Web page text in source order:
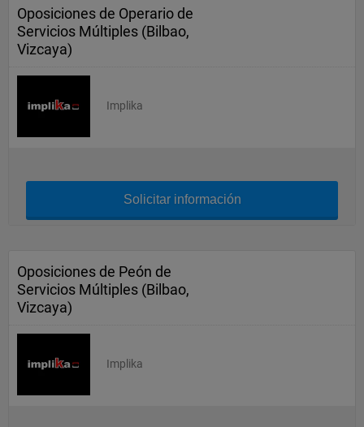
Oposiciones de Operario de
Servicios Múltiples (Bilbao,
Vizcaya)
Implika
Solicitar información
Oposiciones de Peón de
Servicios Múltiples (Bilbao,
Vizcaya)
Implika